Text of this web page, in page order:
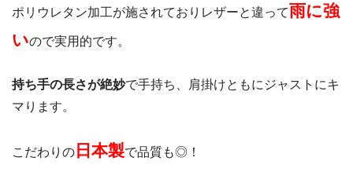
ポリウレタン加工が施されておりレザーと違って雨に強
いので実用的です。
持ち手の長さが絶妙で手持ち、肩掛けともにジャストにキ
マります。
こだわりの 日本製で品質も◎！